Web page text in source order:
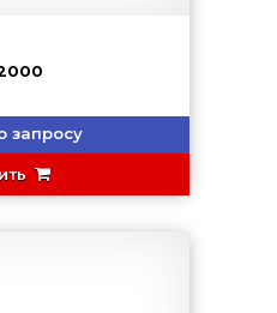
запросу